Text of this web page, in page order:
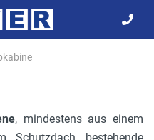
, mindestens aus einem